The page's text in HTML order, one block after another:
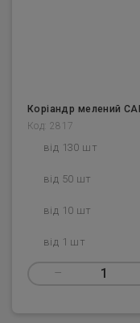
Коріандр мелений
Код: 2817
від 130 шт
від 50 шт
від 10 шт
від 1 шт
– 1